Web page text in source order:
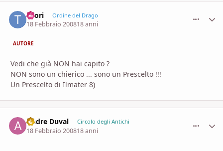
Toori Ordine del Drago
18 Febbraio 200818 anni
AUTORE
Vedi che già NON hai capito ?
NON sono un chierico ... sono un Prescelto !!!
Un Prescelto di Ilmater 8)
Andre Duval Circolo degli Antichi
18 Febbraio 200818 anni